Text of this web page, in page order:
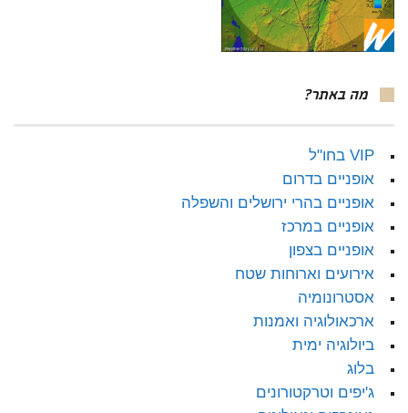
מה באתר?
VIP בחו"ל
אופניים בדרום
אופניים בהרי ירושלים והשפלה
אופניים במרכז
אופניים בצפון
אירועים וארוחות שטח
אסטרונומיה
ארכאולוגיה ואמנות
ביולוגיה ימית
בלוג
ג'יפים וטרקטורונים